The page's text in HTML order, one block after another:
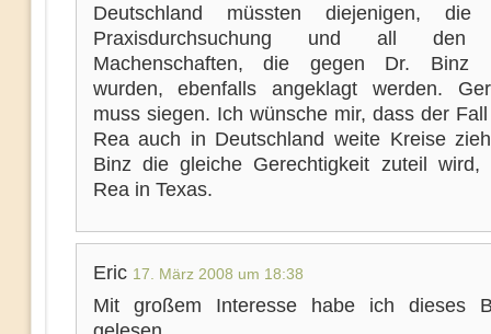
Deutschland müssten diejenigen,
Praxisdurchsuchung und all den
Machenschaften, die gegen Dr. Binz
wurden, ebenfalls angeklagt werden.
muss siegen. Ich wünsche mir, dass der
Rea auch in Deutschland weite Kreise
Binz die gleiche Gerechtigkeit zuteil wird,
Rea in Texas.
Eric 17. März 2008 um 18:38
Mit großem Interesse habe ich dieses